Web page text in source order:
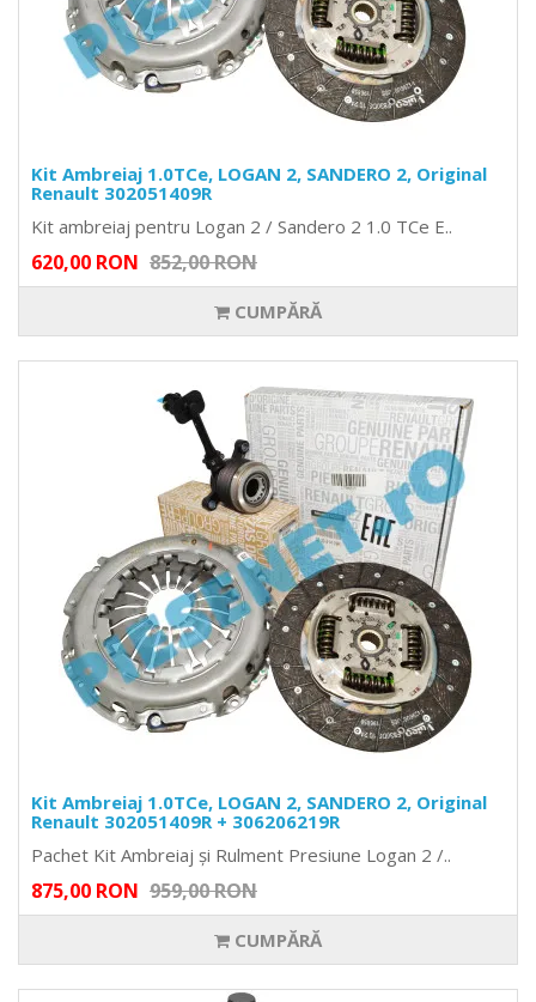
Kit Ambreiaj 1.0TCe, LOGAN 2, SANDERO 2, Original
Renault 302051409R
Kit ambreiaj pentru Logan 2 / Sandero 2 1.0 TCe E..
620,00 RON 852,00 RON
CUMPĂRĂ
Kit Ambreiaj 1.0TCe, LOGAN 2, SANDERO 2, Original
Renault 302051409R + 306206219R
Pachet Kit Ambreiaj și Rulment Presiune Logan 2 /..
875,00 RON 959,00 RON
CUMPĂRĂ